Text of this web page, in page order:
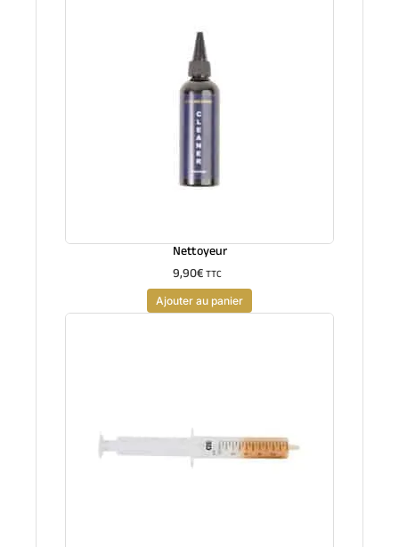
Nettoyeur
9,90€TTC
Ajouter au panier